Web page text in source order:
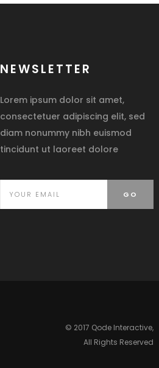
NEWSLETTER
Lorem ipsum dolor sit amet,
consectetuer adipiscing elit, sed
diam nonummy nibh euismod
tincidunt ut laoreet dolore
© 2017 Qode Interactive,
All Rights Reserved